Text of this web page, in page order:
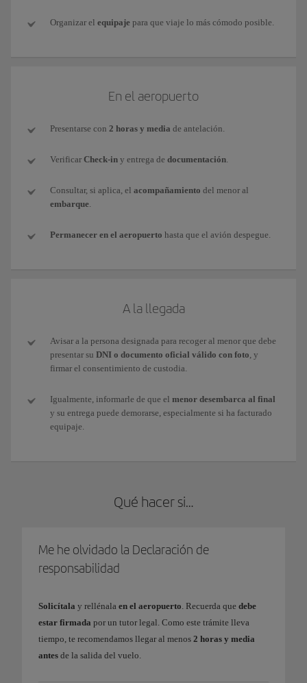
Organizar el equipaje para que viaje lo más cómodo posible.
En el aeropuerto
Presentarse con 2 horas y media de antelación.
Verificar Check-in y entrega de documentación.
Consultar, si aplica, el acompañamiento del menor al
embarque.
Permanecer en el aeropuerto hasta que el avión despegue.
A la llegada
Avisar a la persona designada para recoger al menor que debe
presentar su DNI o documento oficial válido con foto, y
firmar el consentimiento de custodia.
Igualmente, informarle de que el menor desembarca al final
y su entrega puede demorarse, especialmente si ha facturado
equipaje.
Qué hacer si…
Me he olvidado la Declaración de
responsabilidad
Solicítala y rellénala en el aeropuerto. Recuerda que debe
estar firmada por un tutor legal. Como este trámite lleva
tiempo, te recomendamos llegar al menos 2 horas y media
antes de la salida del vuelo.